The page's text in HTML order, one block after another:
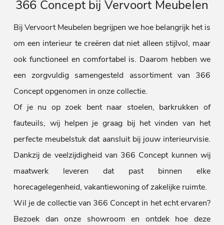
366 Concept bij Vervoort Meubelen
Bij Vervoort Meubelen begrijpen we hoe belangrijk het is
om een interieur te creëren dat niet alleen stijlvol, maar
ook functioneel en comfortabel is. Daarom hebben we
een zorgvuldig samengesteld assortiment van 366
Concept opgenomen in onze collectie.
Of je nu op zoek bent naar stoelen, barkrukken of
fauteuils, wij helpen je graag bij het vinden van het
perfecte meubelstuk dat aansluit bij jouw interieurvisie.
Dankzij de veelzijdigheid van 366 Concept kunnen wij
maatwerk leveren dat past binnen elke
horecagelegenheid, vakantiewoning of zakelijke ruimte.
Wil je de collectie van 366 Concept in het echt ervaren?
Bezoek dan onze showroom en ontdek hoe deze